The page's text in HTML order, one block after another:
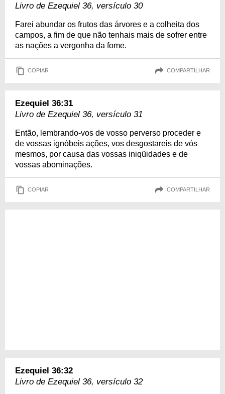
Livro de Ezequiel 36, versículo 30
Farei abundar os frutos das árvores e a colheita dos
campos, a fim de que não tenhais mais de sofrer entre
as nações a vergonha da fome.
COPIAR COMPARTILHAR
Ezequiel 36:31
Livro de Ezequiel 36, versículo 31
Então, lembrando-vos de vosso perverso proceder e
de vossas ignóbeis ações, vos desgostareis de vós
mesmos, por causa das vossas iniqüidades e de
vossas abominações.
COPIAR COMPARTILHAR
Ezequiel 36:32
Livro de Ezequiel 36, versículo 32